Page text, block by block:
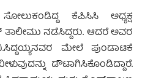
ಕೆಪಿಸಿಸಿ ಅಧ್ಯಕ್ಷ
ನಡೆಸಿದ್ದರು. ಆದರೆ ಅವರ
ಮೇಲೆ ಪುಂಡಾಟಿಕೆ
ಡೌಟಾಗಿಸಿಕೊಂಡಿದ್ದಾರೆ.